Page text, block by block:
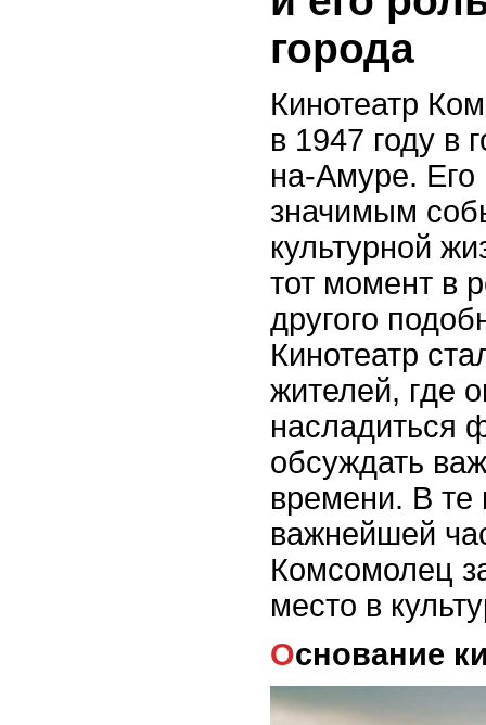
города
Кинотеатр
в 1947 году в
на-Амуре. Его
значимым
культурной
тот момент в
другого
Кинотеатр
жителей, где
насладиться
обсуждать
времени. В те
важнейшей
Комсомолец
место в
Основание